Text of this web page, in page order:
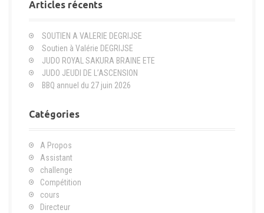
e
h
e
p
o
u
Articles récents
SOUTIEN A VALERIE DEGRIJSE
Soutien à Valérie DEGRIJSE
JUDO ROYAL SAKURA BRAINE ETE
JUDO JEUDI DE L’ASCENSION
BBQ annuel du 27 juin 2026
Catégories
A Propos
Assistant
challenge
Compétition
cours
Directeur